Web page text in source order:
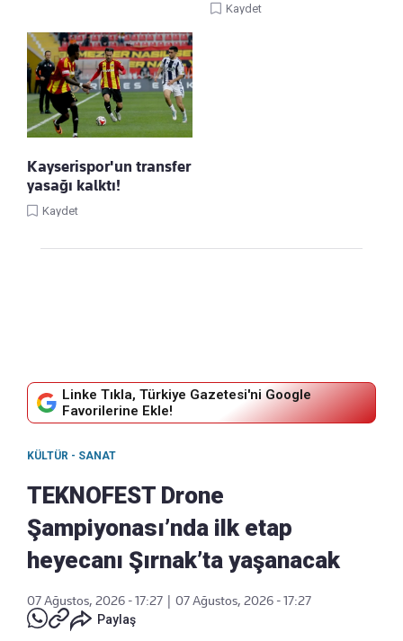
Kaydet
Kayserispor'un transfer
yasağı kalktı!
Kaydet
Linke Tıkla, Türkiye Gazetesi'ni Google
Favorilerine Ekle!
KÜLTÜR - SANAT
TEKNOFEST Drone
Şampiyonası’nda ilk etap
heyecanı Şırnak’ta yaşanacak
07 Ağustos, 2026 - 17:27
07 Ağustos, 2026 - 17:27
Paylaş